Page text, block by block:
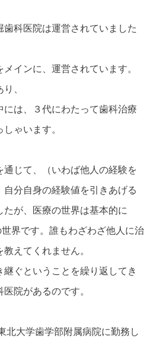
科医院は運営されていました
インに、運営されています。
、
は、３代にわたって歯科治療
ゃいます。
じて、（いわば他人の経験を
分自身の経験値を引きあげる
が、医療の世界は基本的に
界です。誰もわざわざ他人に治
えてくれません。
ぐということを繰り返してき
院があるのです。
北大学歯学部附属病院に勤務し